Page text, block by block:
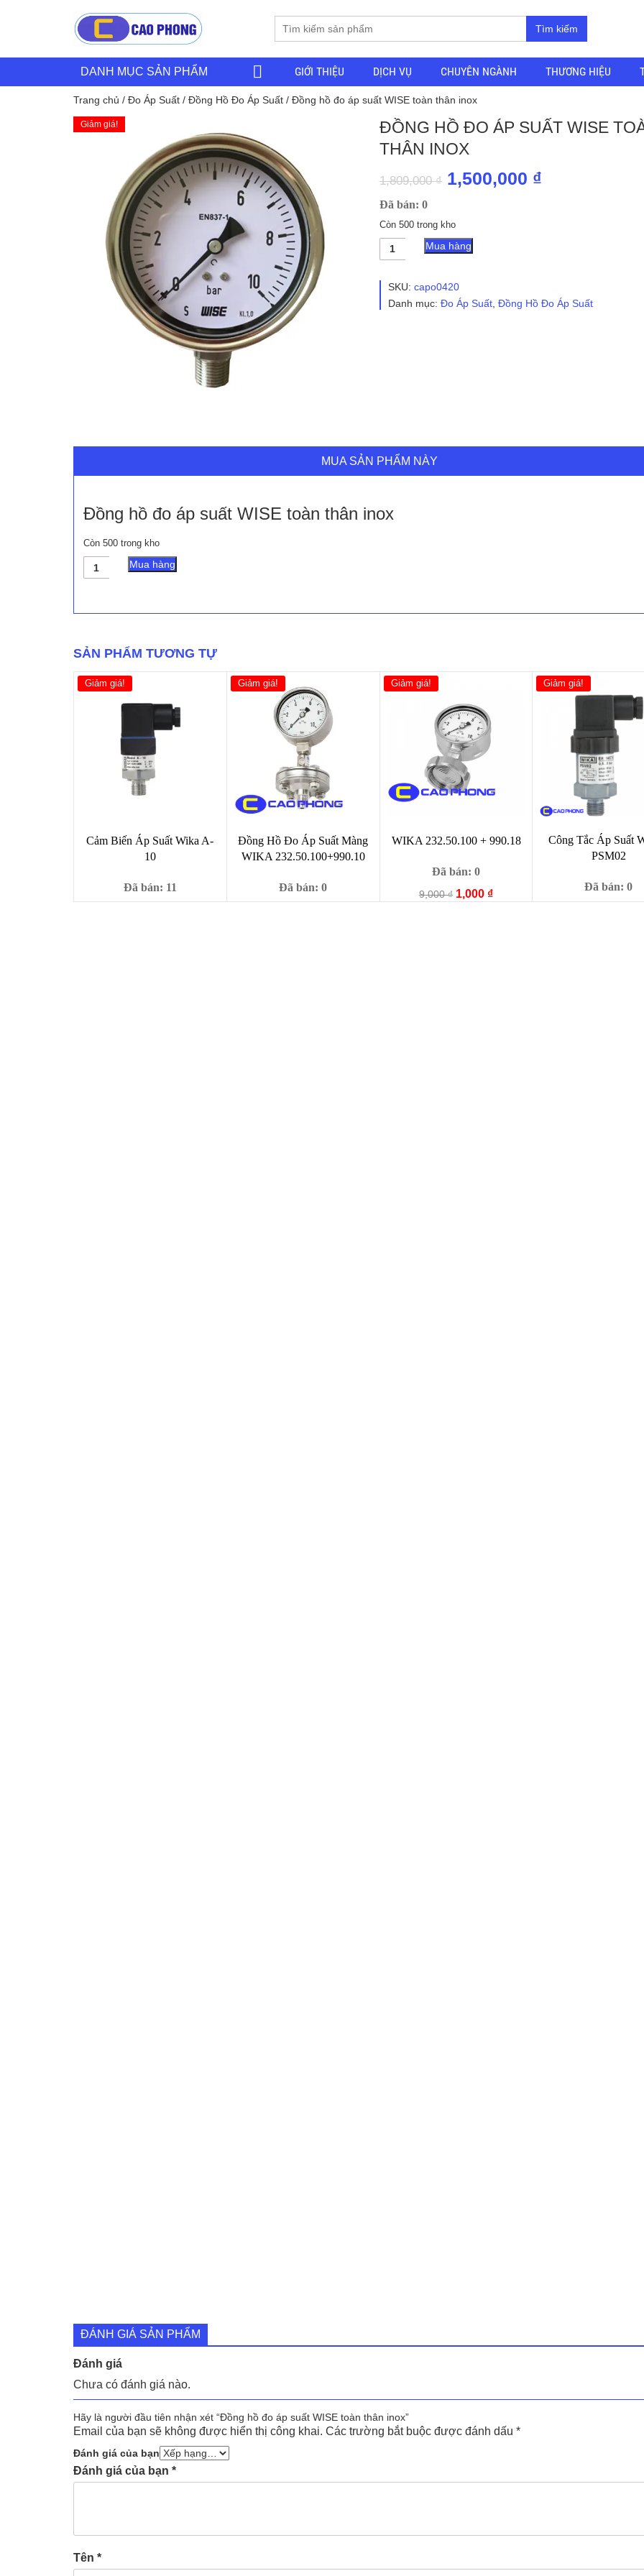
Tìm kiếm
DANH MỤC SẢN PHẨM GIỚI THIỆU DỊCH VỤ CHUYÊN NGÀNH THƯƠNG HIỆU
Trang chủ / Đo Áp Suất / Đồng Hồ Đo Áp Suất / Đồng hồ đo áp suất WISE toàn thân inox
Giảm giá!
ĐỒNG HỒ ĐO ÁP SUẤT WISE
THÂN INOX
1,809,000₫ Giá
là:
1,809,000 ₫.
1,500,000 ₫Giá
Đã bán: 0
Còn 500 trong kho
Đồng
áp
WISE
Mua hàng
SKU: capo0420
Danh mục: Đo Áp Suất, Đồng Hồ Đo Áp Suất
MUA SẢN PHẨM NÀY
Đồng hồ đo áp suất WISE toàn thân inox
Còn 500 trong kho
Đồng
hồ
suất
thân
số
lượng
Mua hàng
SẢN PHẨM TƯƠNG TỰ
Giảm giá!
Cảm Biến Áp Suất Wika A-
10
Đã bán: 11
Giảm giá!
Đồng Hồ Đo Áp Suất Màng
WIKA 232.50.100+990.10
Đã bán: 0
Giảm giá!
WIKA 232.50.100 + 990.18
Đã bán: 0
9,000₫ Giá
1,000 ₫Giá
Giảm giá!
Công Tắc Áp Suất
PSM02
Đã bán: 0
ĐÁNH GIÁ SẢN PHẨM
Đánh giá
Chưa có đánh giá nào.
Hãy là người đầu tiên nhận xét “Đồng hồ đo áp suất WISE toàn thân inox”
Email của bạn sẽ không được hiển thị công khai. Các trường bắt buộc được đánh dấu *
Đánh giá của bạn
Đánh giá của bạn *
Tên *